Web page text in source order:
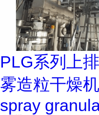
PLG系列上
雾造粒干燥
spray